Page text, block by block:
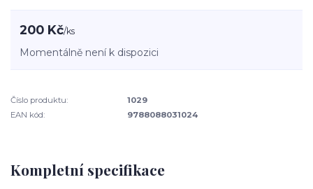
200 Kč/ks
Momentálně není k dispozici
Číslo produktu:
1029
EAN kód:
9788088031024
Kompletní specifikace